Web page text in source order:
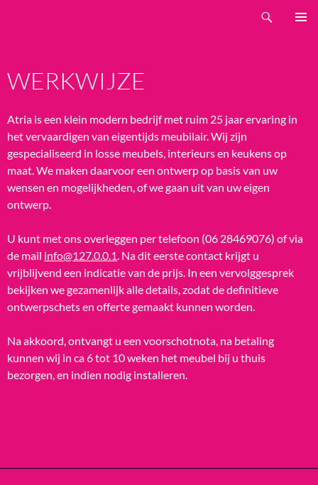
WERKWIJZE
Atria is een klein modern bedrijf met ruim 25 jaar ervaring in
het vervaardigen van eigentijds meubilair. Wij zijn
gespecialiseerd in losse meubels, interieurs en keukens op
maat. We maken daarvoor een ontwerp op basis van uw
wensen en mogelijkheden, of we gaan uit van uw eigen
ontwerp.
U kunt met ons overleggen per telefoon (06 28469076) of via
de mail info@127.0.0.1. Na dit eerste contact krijgt u
vrijblijvend een indicatie van de prijs. In een vervolggesprek
bekijken we gezamenlijk alle details, zodat de definitieve
ontwerpschets en offerte gemaakt kunnen worden.
Na akkoord, ontvangt u een voorschotnota, na betaling
kunnen wij in ca 6 tot 10 weken het meubel bij u thuis
bezorgen, en indien nodig installeren.